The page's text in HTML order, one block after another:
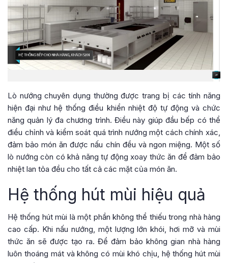
Lò nướng chuyên dụng thường được trang bị các tính năng
hiện đại như hệ thống điều khiển nhiệt độ tự động và chức
năng quản lý đa chương trình. Điều này giúp đầu bếp có thể
điều chỉnh và kiểm soát quá trình nướng một cách chính xác,
đảm bảo món ăn được nấu chín đều và ngon miệng. Một số
lò nướng còn có khả năng tự động xoay thức ăn để đảm bảo
nhiệt lan tỏa đều cho tất cả các mặt của món ăn.
Hệ thống hút mùi hiệu quả
Hệ thống hút mùi là một phần không thể thiếu trong nhà hàng
cao cấp. Khi nấu nướng, một lượng lớn khói, hơi mỡ và mùi
thức ăn sẽ được tạo ra. Để đảm bảo không gian nhà hàng
luôn thoáng mát và không có mùi khó chịu, hệ thống hút mùi